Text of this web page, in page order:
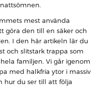
mest använda
göra den till en säker och
I den här artikeln lär du
och slitstark trappa som
familjen. Vi går igenom
med halkfria ytor i massiv
hur du ser till att följa